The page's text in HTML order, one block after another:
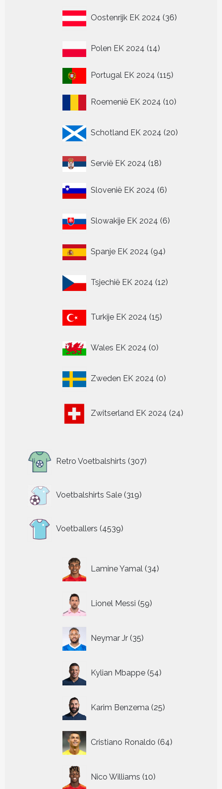
Oostenrijk EK 2024 36
producten
Polen EK 2024 1414
Portugal EK 2024 115115
Roemenië EK 2024 1010
Schotland EK 2024 20
producten
Servië EK 2024 1818
Slovenië EK 2024 66
Slowakije EK 2024 6
producten
Spanje EK 2024 9494
Tsjechië EK 2024 12
producten
Turkije EK 2024 15
producten
Wales EK 2024 00
Zweden EK 2024 0
producten
Zwitserland EK 2024 24
producten
Retro Voetbalshirts 307
producten
Voetbalshirts Sale 319
319
producten
Voetballers 4539
producten
Lamine Yamal 34
producten
Lionel Messi 59
producten
Neymar Jr 35
producten
Kylian Mbappe 54
producten
Karim Benzema 25
producten
Cristiano Ronaldo 64
producten
Nico Williams 10
producten